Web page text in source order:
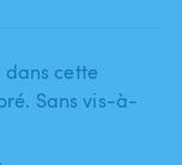
cette
Sans vis-à-